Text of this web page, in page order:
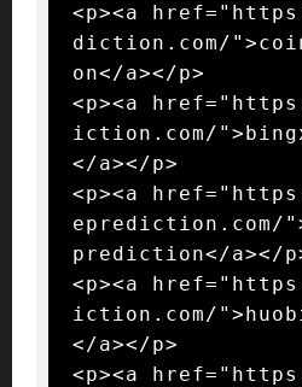
<p><a
diction.com/
on</a></p>
<p><a
iction.com/
</a></p>
<p><a
eprediction.com/
prediction</a></
<p><a
iction.com/
</a></p>
<p><a